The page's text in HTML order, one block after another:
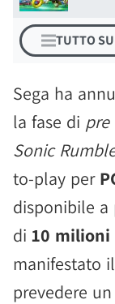
TUTTO
Sega ha
la fase di
Sonic
to-play per
disponibile a
di 10
manifestato
prevedere